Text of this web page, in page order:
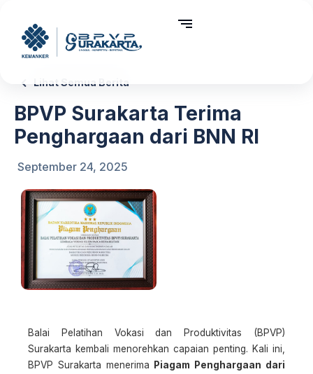
Lihat Semua Berita
BPVP Surakarta Terima
Penghargaan dari BNN RI
September 24, 2025
Balai Pelatihan Vokasi dan Produktivitas (BPVP)
Surakarta kembali menorehkan capaian penting. Kali ini,
BPVP Surakarta menerima
Piagam Penghargaan dari